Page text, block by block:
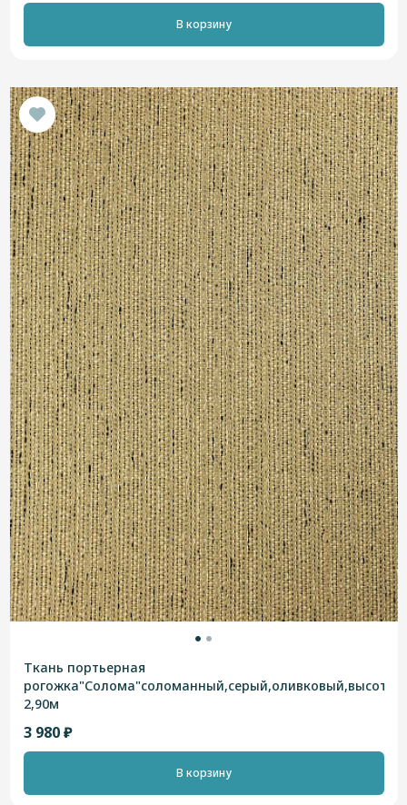
В корзину
Ткань портьерная
2,90м
3 980 ₽
В корзину